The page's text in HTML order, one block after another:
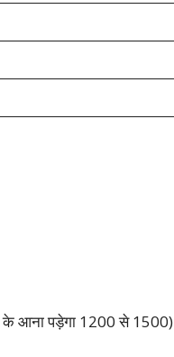
के आना पड़ेगा 1200 से 1500)